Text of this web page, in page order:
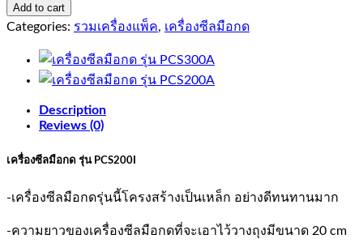
ซีล
มือ
กด
รุ่น
PCS200I
quantity
Add to cart
Categories: รวมเครื่องแพ็ค, เครื่องซีลมือกด
Description
Reviews (0)
เครื่องซีลมือกด รุ่น PCS200I
-เครื่องซีลมือกดรุ่นนี้โครงสร้างเป็นเหล็ก อย่างดีทนทานมาก
-ความยาวของเครื่องซีลมือกดที่จะเอาไว้วางถุงมีขนาด 20 cm